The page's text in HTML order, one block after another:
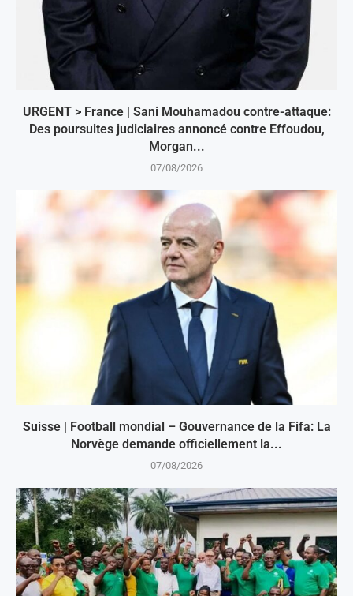
URGENT > France | Sani Mouhamadou contre-attaque:
Des poursuites judiciaires annoncé contre Effoudou,
Morgan...
07/08/2026
Suisse | Football mondial – Gouvernance de la Fifa: La
Norvège demande officiellement la...
07/08/2026